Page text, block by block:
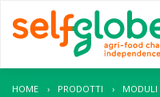
HOME › PRODOTTI › MODULI